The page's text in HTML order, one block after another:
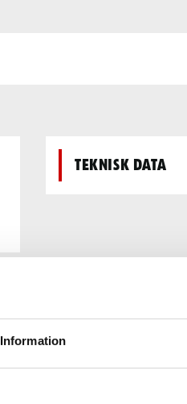
Information
Teknisk data